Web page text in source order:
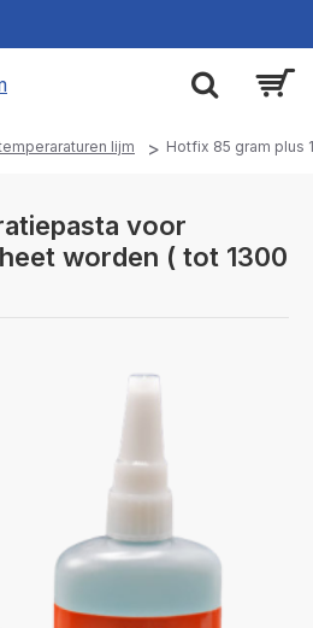
lijm Hotfix 85 gram plus
voor
worden ( tot 1300